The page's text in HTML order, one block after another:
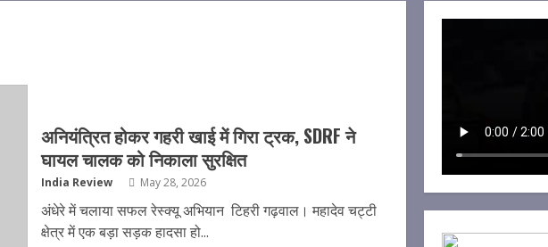
अनियंत्रित होकर गहरी खाई में गिरा ट्रक, SDRF ने
घायल चालक को निकाला सुरक्षित
India Review May 28, 2026
अंधेरे में चलाया सफल रेस्क्यू अभियान टिहरी गढ़वाल। महादेव चट्टी
क्षेत्र में एक बड़ा सड़क हादसा हो...